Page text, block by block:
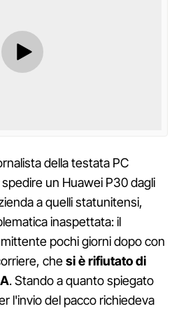
della testata PC
un Huawei P30 dagli
a quelli statunitensi,
inaspettata: il
pochi giorni dopo con
chesi è rifiutato di
. Stando a quanto spiegato
l'invio del pacco richiedeva